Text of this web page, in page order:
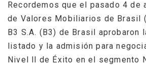
Recordemos que el pasado 4 de
de Valores Mobiliarios de Brasil
B3 S.A. (B3) de Brasil aprobaron
listado y la admisión para
Nivel ll de Éxito en el segmento